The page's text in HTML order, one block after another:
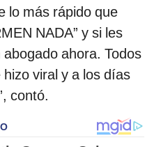
lo más rápido que
NADA” y si les
ahora. Todos
viral y a los días
contó.